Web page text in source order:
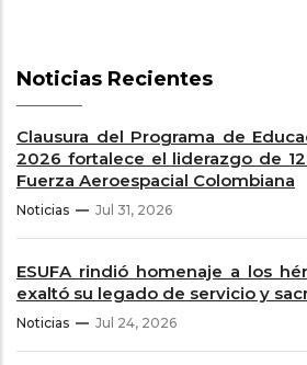
Noticias Recientes
Clausura del Programa de
2026 fortalece el liderazgo de
Fuerza Aeroespacial Colombiana
Noticias Jul 31, 2026
ESUFA rindió homenaje a los
exaltó su legado de servicio y
Noticias Jul 24, 2026